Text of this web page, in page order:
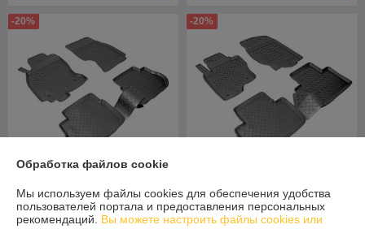
-20%
Коврики в салон Infiniti FX
(S50) (2003-2008) (Norplast)
-20%
Коврики в салон Infiniti FX
(S51) (2008-2012) (Norplast)
Обработка файлов cookie
Мы используем файлы cookies для обеспечения удобства
пользователей портала и предоставления персональных
рекомендаций. Вы можете настроить файлы cookies или